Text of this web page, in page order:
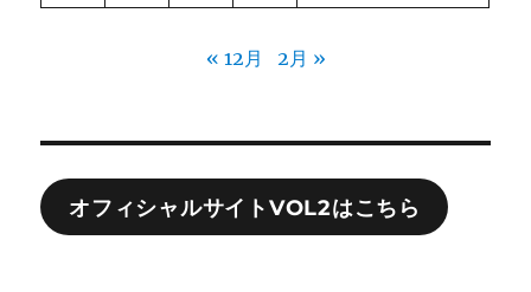
« 12月 2月 »
オフィシャルサイトVOL2はこちら